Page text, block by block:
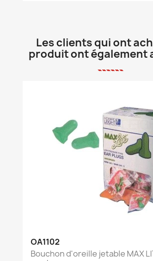
Les clients qui ont
produit ont également
OA1102
Bouchon d'oreille jetable MAX